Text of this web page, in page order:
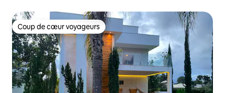
Coup de cœur voyageurs
Coup de cœur voyageurs